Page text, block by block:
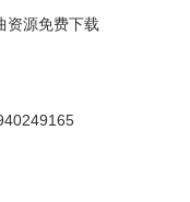
资源免费下载